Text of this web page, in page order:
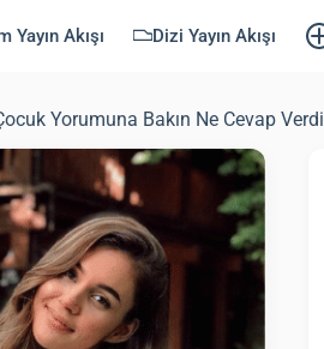
Yayın Akışı Dizi Yayın Akışı
Yorumuna Bakın Ne Cevap Verdi